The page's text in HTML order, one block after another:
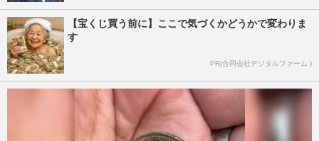
【宝くじ買う前に】ここで気づくかどうかで変わりま
す
PR(合同会社デジタルファーム )